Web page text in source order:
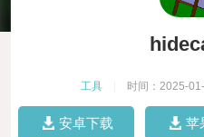
工具 时间：2025-
安卓下载 苹